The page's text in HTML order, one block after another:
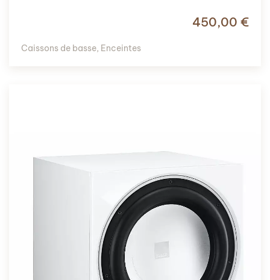
450,00 €
Caissons de basse, Enceintes